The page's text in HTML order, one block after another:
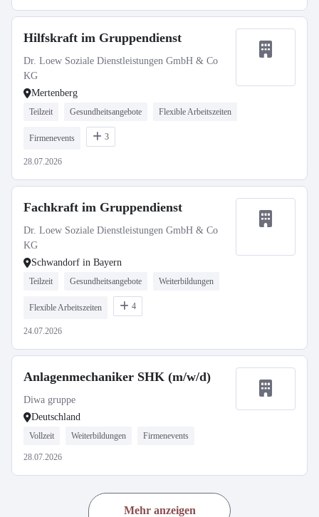
Hilfskraft im Gruppendienst
Dr. Loew Soziale Dienstleistungen GmbH & Co
KG
Mertenberg
Teilzeit Gesundheitsangebote Flexible Arbeitszeiten
Firmenevents 3
28.07.2026
Fachkraft im Gruppendienst
Dr. Loew Soziale Dienstleistungen GmbH & Co
KG
Schwandorf in Bayern
Teilzeit Gesundheitsangebote Weiterbildungen
Flexible Arbeitszeiten 4
24.07.2026
Anlagenmechaniker SHK (m/w/d)
Diwa gruppe
Deutschland
Vollzeit Weiterbildungen Firmenevents
28.07.2026
Mehr anzeigen